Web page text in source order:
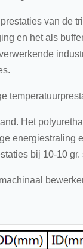
van de
en het als
Het
energiestraling
bij 10-10